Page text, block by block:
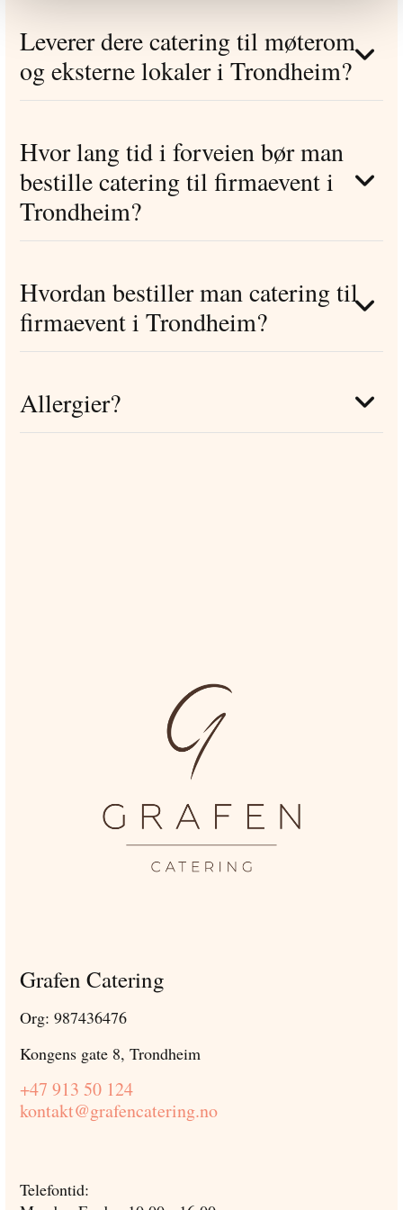
Leverer dere catering til møterom
og eksterne lokaler i Trondheim?
Hvor lang tid i forveien bør man
bestille catering til firmaevent i
Trondheim?
Hvordan bestiller man catering til
firmaevent i Trondheim?
Allergier?
Grafen Catering
Org: 987436476
Kongens gate 8, Trondheim
+47 913 50 124
kontakt@grafencatering.no
Telefontid: